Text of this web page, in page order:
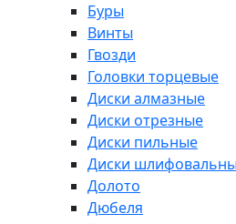
Буры
Винты
Гвозди
Головки торцевые
Диски алмазные
Диски отрезные
Диски пильные
Диски
Долото
Дюбеля